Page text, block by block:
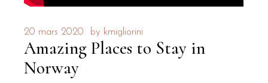
20 mars 2020 by kmigliorini
Amazing Places to Stay in
Norway